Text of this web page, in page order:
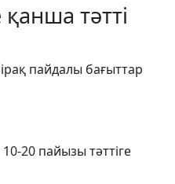
тәтті
пайдалы бағыттар
20 пайызы тәттіге